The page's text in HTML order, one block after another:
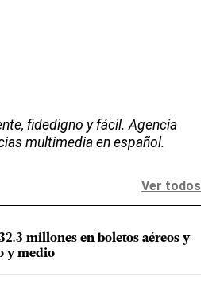
fidedigno y fácil. Agencia
multimedia en español.
Ver todos
millones en boletos aéreos y
y medio